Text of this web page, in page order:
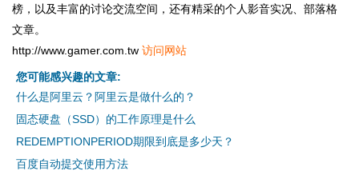
榜，以及丰富的讨论交流空间，还有精采的个人影音实况、部落格
文章。
http://www.gamer.com.tw 访问网站
您可能感兴趣的文章:
什么是阿里云？阿里云是做什么的？
固态硬盘（SSD）的工作原理是什么
REDEMPTIONPERIOD期限到底是多少天？
百度自动提交使用方法